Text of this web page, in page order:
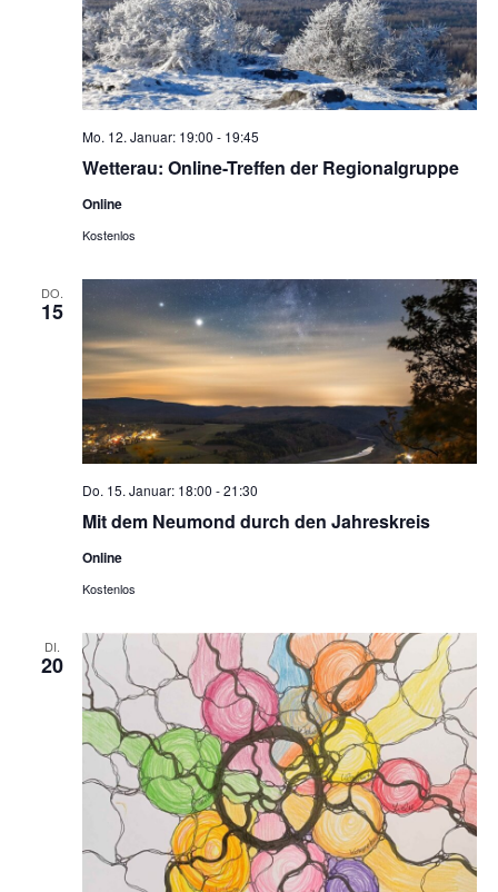
Wetterau: Online-Treffen der Regionalgruppe
Mo. 12. Januar: 19:00 - 19:45
Online
Kostenlos
DO.
15
Mit dem Neumond durch den Jahreskreis
Do. 15. Januar: 18:00 -21:30
Online
Kostenlos
DI.
20